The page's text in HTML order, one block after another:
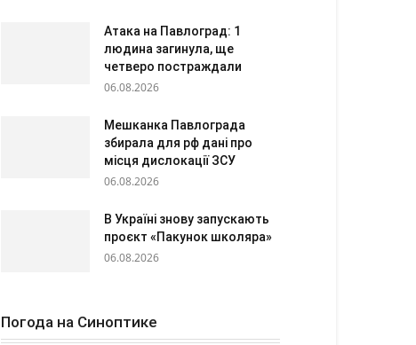
Атака на Павлоград: 1
людина загинула, ще
четверо постраждали
06.08.2026
Мешканка Павлограда
збирала для рф дані про
місця дислокації ЗСУ
06.08.2026
В Україні знову запускають
проєкт «Пакунок школяра»
06.08.2026
Погода на Синоптике